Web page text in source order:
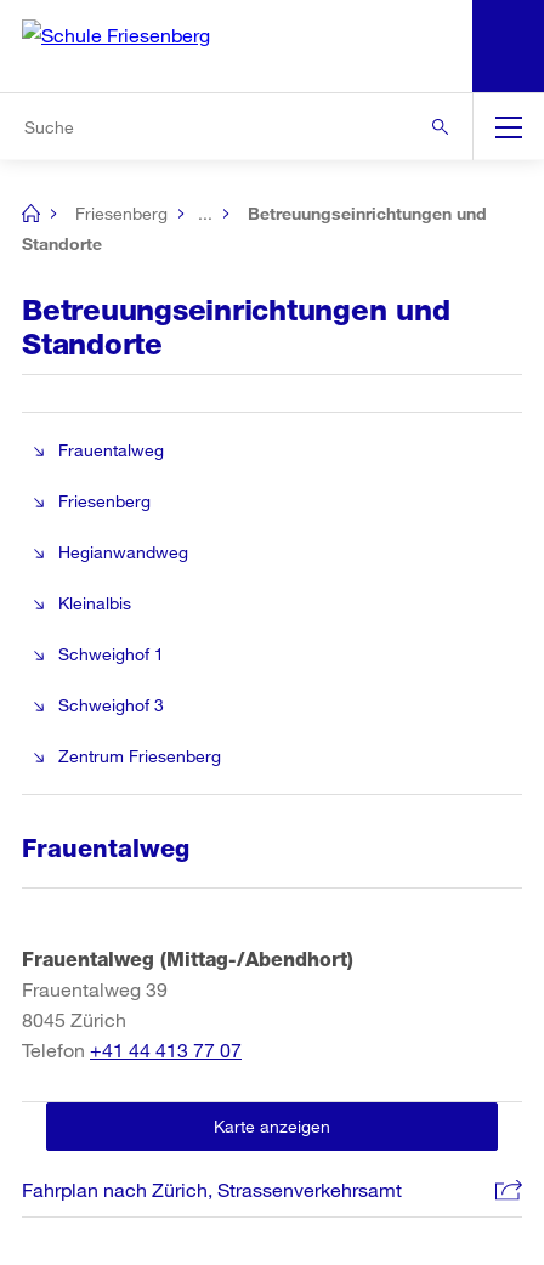
Navigation
[no
title]
Friesenberg ...
Betreuungseinrichtungen und
Standorte
Betreuungseinrichtungen und
Standorte
Frauentalweg
Friesenberg
Hegianwandweg
Kleinalbis
Schweighof 1
Schweighof 3
Zentrum Friesenberg
Frauentalweg
Frauentalweg (Mittag-/Abendhort)
Frauentalweg 39
8045 Zürich
Telefon +41 44 413 77 07
Karte anzeigen
Fahrplan nach Zürich, Strassenverkehrsamt